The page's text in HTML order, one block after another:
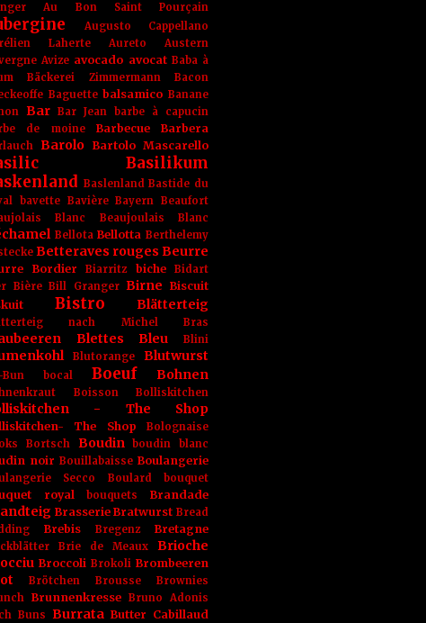
Au Bon Saint Pourçain
Augusto Cappellano
Laherte
Aureto
Austern
Avize avocado avocat Baba à
Bäckerei Zimmermann
Bacon
Baguette balsamico Banane
Bar Bar Jean
barbe à capucin
de moine
Barbecue Barbera
Barolo Bartolo Mascarello
Basilikum
Baslenland Bastide du
bavette Bavière Bayern Beaufort
Blanc
Beaujoulais Blanc
Bellota Bellotta Berthelemy
Betteraves rouges Beurre
Bordier Biarritz biche
Bidart
Bière Bill Granger Birne
Biscuit
Bistro Blätterteig
nach Michel Bras
Blettes Bleu Blini
Blutorange Blutwurst
Bun bocal Boeuf Bohnen
Boisson Bolliskitchen
- The Shop
The Shop
Bolognaise
Bortsch Boudin boudin blanc
noir Bouillabaisse Boulangerie
Secco Boulard bouquet
royal bouquets Brandade
Brasserie Bratwurst Bread
Brebis Bregenz Bretagne
Brie de Meaux
Brioche
Broccoli Brokoli Brombeeren
Brötchen Brousse
Brownies
Brunnenkresse Bruno Adonis
Buns Burrata Butter Cabillaud